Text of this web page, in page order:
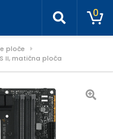
0
ploče
II, matična ploča